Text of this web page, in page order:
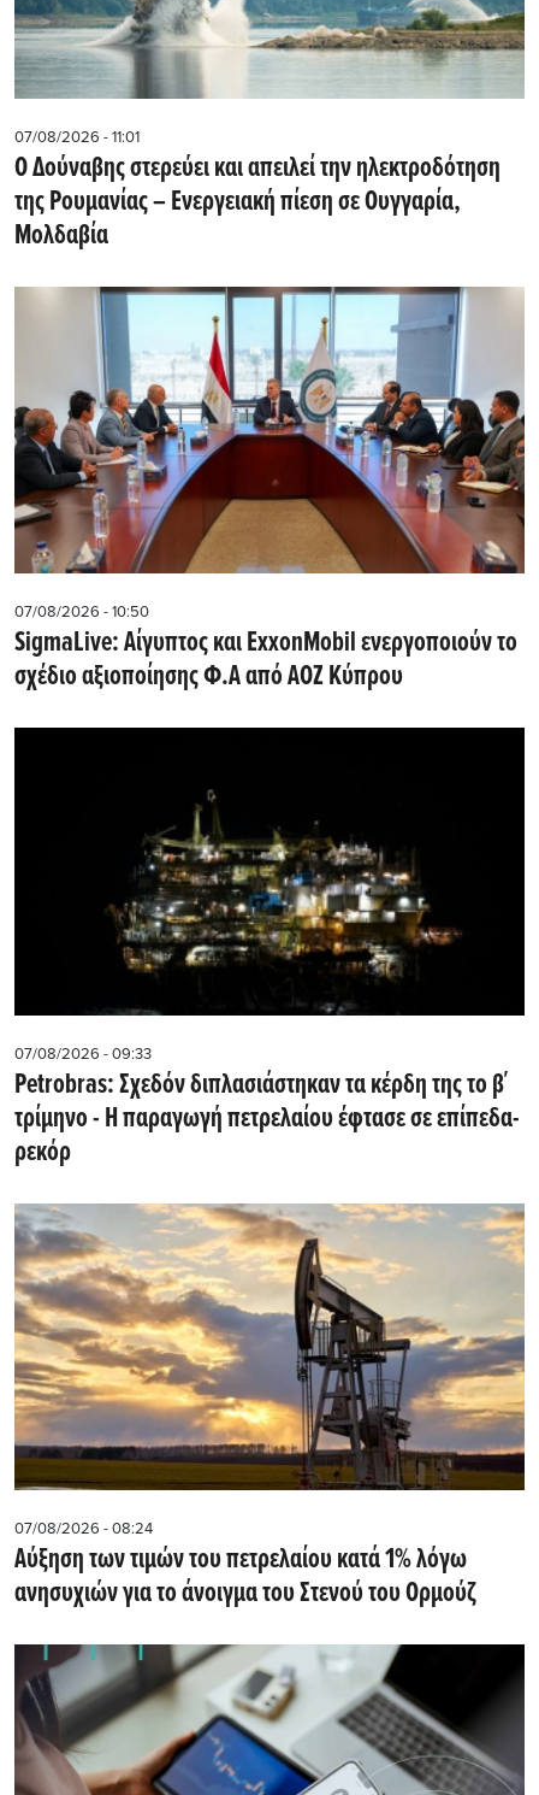
07/08/2026 - 11:01
Ο Δούναβης στερεύει και απειλεί την ηλεκτροδότηση
της Ρουμανίας – Ενεργειακή πίεση σε Ουγγαρία,
Μολδαβία
07/08/2026 - 10:50
SigmaLive: Αίγυπτος και ExxonMobil ενεργοποιούν το
σχέδιο αξιοποίησης Φ.Α από ΑΟΖ Κύπρου
07/08/2026 - 09:33
Petrobras: Σχεδόν διπλασιάστηκαν τα κέρδη της το β΄
τρίμηνο - Η παραγωγή πετρελαίου έφτασε σε επίπεδα-
ρεκόρ
07/08/2026 - 08:24
Αύξηση των τιμών του πετρελαίου κατά 1% λόγω
ανησυχιών για το άνοιγμα του Στενού του Ορμούζ